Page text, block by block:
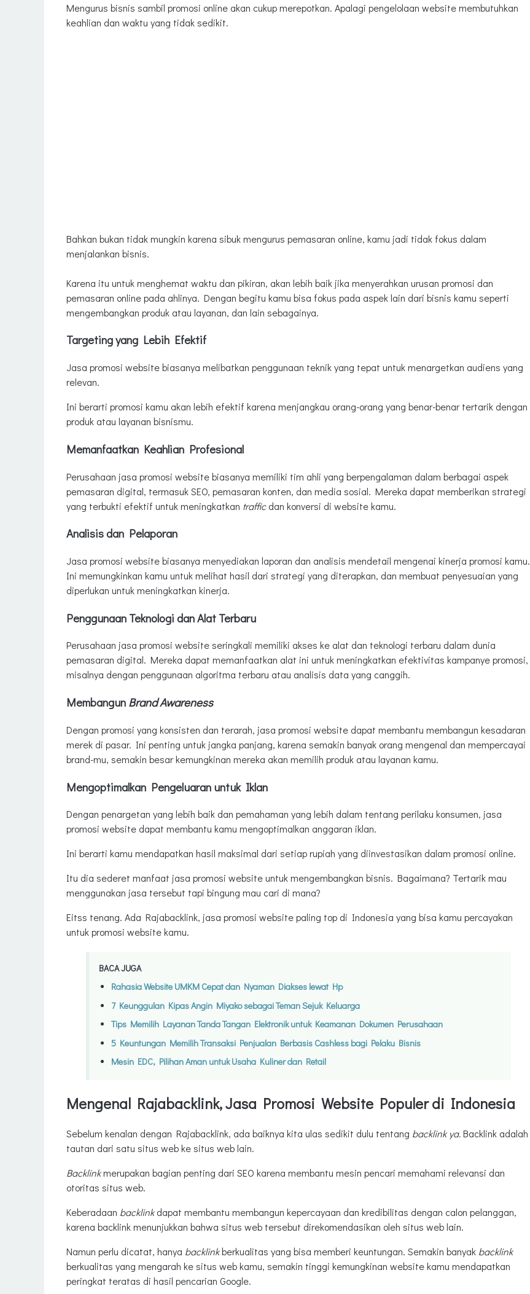
Mengurus bisnis sambil promosi online akan cukup merepotkan. Apalagi pengelolaan website membutuhkan
keahlian dan waktu yang tidak sedikit.
Bahkan bukan tidak mungkin karena sibuk mengurus pemasaran online, kamu jadi tidak fokus dalam
menjalankan bisnis.
Karena itu untuk menghemat waktu dan pikiran, akan lebih baik jika menyerahkan urusan promosi dan
pemasaran online pada ahlinya. Dengan begitu kamu bisa fokus pada aspek lain dari bisnis kamu seperti
mengembangkan produk atau layanan, dan lain sebagainya.
Targeting yang Lebih Efektif
Jasa promosi website biasanya melibatkan penggunaan teknik yang tepat untuk menargetkan audiens yang
relevan.
Ini berarti promosi kamu akan lebih efektif karena menjangkau orang-orang yang benar-benar tertarik dengan
produk atau layanan bisnismu.
Memanfaatkan Keahlian Profesional
Perusahaan jasa promosi website biasanya memiliki tim ahli yang berpengalaman dalam berbagai aspek
pemasaran digital, termasuk SEO, pemasaran konten, dan media sosial. Mereka dapat memberikan strategi
yang terbukti efektif untuk meningkatkan trafficdan konversi di website kamu.
Analisis dan Pelaporan
Jasa promosi website biasanya menyediakan laporan dan analisis mendetail mengenai kinerja promosi kamu.
Ini memungkinkan kamu untuk melihat hasil dari strategi yang diterapkan, dan membuat penyesuaian yang
diperlukan untuk meningkatkan kinerja.
Penggunaan Teknologi dan Alat Terbaru
Perusahaan jasa promosi website seringkali memiliki akses ke alat dan teknologi terbaru dalam dunia
pemasaran digital. Mereka dapat memanfaatkan alat ini untuk meningkatkan efektivitas kampanye promosi,
misalnya dengan penggunaan algoritma terbaru atau analisis data yang canggih.
Membangun Brand Awareness
Dengan promosi yang konsisten dan terarah, jasa promosi website dapat membantu membangun kesadaran
merek di pasar. Ini penting untuk jangka panjang, karena semakin banyak orang mengenal dan mempercayai
brand-mu, semakin besar kemungkinan mereka akan memilih produk atau layanan kamu.
Mengoptimalkan Pengeluaran untuk Iklan
Dengan penargetan yang lebih baik dan pemahaman yang lebih dalam tentang perilaku konsumen, jasa
promosi website dapat membantu kamu mengoptimalkan anggaran iklan.
Ini berarti kamu mendapatkan hasil maksimal dari setiap rupiah yang diinvestasikan dalam promosi online.
Itu dia sederet manfaat jasa promosi website untuk mengembangkan bisnis. Bagaimana? Tertarik mau
menggunakan jasa tersebut tapi bingung mau cari di mana?
Eitss tenang. Ada Rajabacklink, jasa promosi website paling top di Indonesia yang bisa kamu percayakan
untuk promosi website kamu.
BACA JUGA
Rahasia Website UMKM Cepat dan Nyaman Diakses lewat Hp
7 Keunggulan Kipas Angin Miyako sebagai Teman Sejuk Keluarga
Tips Memilih Layanan Tanda Tangan Elektronik untuk Keamanan Dokumen Perusahaan
5 Keuntungan Memilih Transaksi Penjualan Berbasis Cashless bagi Pelaku Bisnis
Mesin EDC, Pilihan Aman untuk Usaha Kuliner dan Retail
Mengenal Rajabacklink, Jasa Promosi Website Populer di Indonesia
Sebelum kenalan dengan Rajabacklink, ada baiknya kita ulas sedikit dulu tentang backlink ya.Backlink adalah
tautan dari satu situs web ke situs web lain.
Backlinkmerupakan bagian penting dari SEO karena membantu mesin pencari memahami relevansi dan
otoritas situs web.
Keberadaan backlinkdapat membantu membangun kepercayaan dan kredibilitas dengan calon pelanggan,
karena backlink menunjukkan bahwa situs web tersebut direkomendasikan oleh situs web lain.
Namun perlu dicatat, hanya backlinkberkualitas yang bisa memberi keuntungan. Semakin banyak backlink
berkualitas yang mengarah ke situs web kamu, semakin tinggi kemungkinan website kamu mendapatkan
peringkat teratas di hasil pencarian Google.